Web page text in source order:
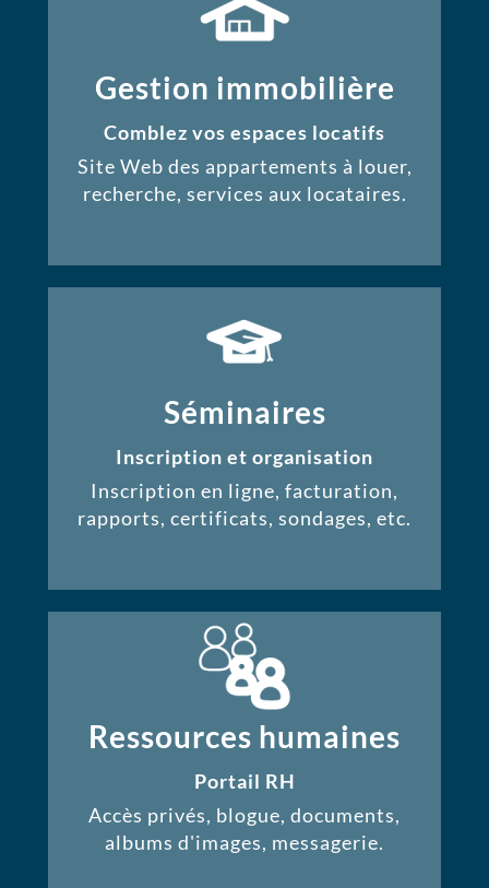
Gestion immobilière
Comblez vos espaces locatifs
Site Web des appartements à louer,
recherche, services aux locataires.
Séminaires
Inscription et organisation
Inscription en ligne, facturation,
rapports, certificats, sondages, etc.
Ressources humaines
Portail RH
Accès privés, blogue, documents,
albums d'images, messagerie.